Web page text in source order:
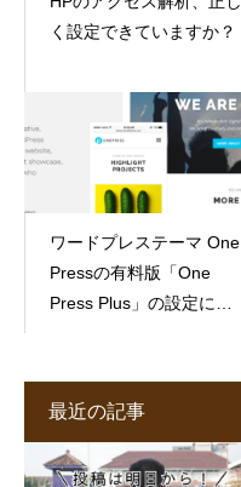
く設定できていますか？
ワードプレステーマ One
Pressの有料版「One
Press Plus」の設定につ
最近の記事